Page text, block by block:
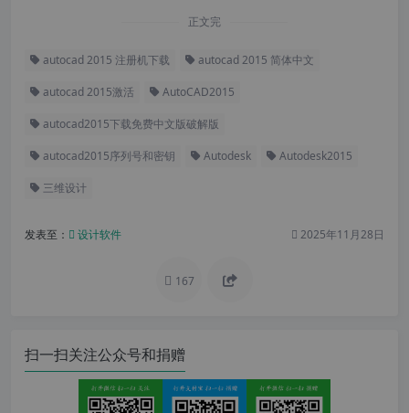
正文完
autocad 2015 注册机下载 autocad 2015 简体中文
autocad 2015激活 AutoCAD2015
autocad2015下载免费中文版破解版
autocad2015序列号和密钥 Autodesk Autodesk2015
三维设计
发表至： 设计软件 2025年11月28日
167
扫一扫关注公众号和捐赠